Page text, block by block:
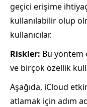
geçici erişime
kullanılabilir olup
kullanıcılar.
Riskler: Bu yöntem
ve birçok özellik
Aşağıda, iCloud
atlamak için adım